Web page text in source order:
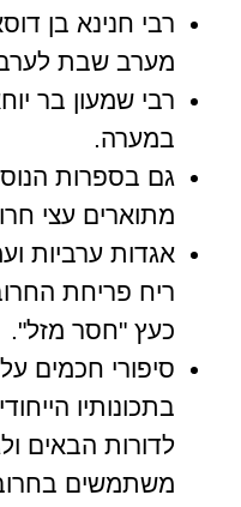
רבי חנינא בן
מערב שבת
רבי שמעון בר
במערה.
מתוארים עצי
אגדות ערביות
ריח פריחת
כעץ "חסר מזל".
סיפורי חכמים
בתכונותיו
לדורות הבאים
משתמשים